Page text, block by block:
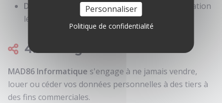
Données clients (facturation) : 10 ans (obligation
légale comptable).
4. Partage des données
MAD86 Informatique s'engage à ne jamais vendre,
louer ou céder vos données personnelles à des tiers à
des fins commerciales.
Personnaliser
Politique de confidentialité